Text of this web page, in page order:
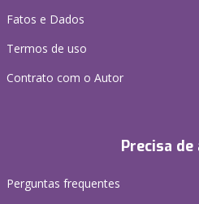
Fatos e Dados
Termos de uso
Contrato com o Autor
Precisa de
Perguntas frequentes